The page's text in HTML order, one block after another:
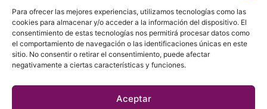
Para ofrecer las mejores experiencias, utilizamos tecnologías como las
cookies para almacenar y/o acceder a la información del dispositivo. El
consentimiento de estas tecnologías nos permitirá procesar datos como
el comportamiento de navegación o las identificaciones únicas en este
sitio. No consentir o retirar el consentimiento, puede afectar
negativamente a ciertas características y funciones.
Aceptar
Política de privacidad
Política de Cookies
Contacto